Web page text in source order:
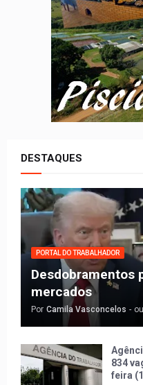
DESTAQUES
PORTAL DO TRABALHADOR
Desdobramentos
mercados
Por Camila Vasconcelos -
834
feira